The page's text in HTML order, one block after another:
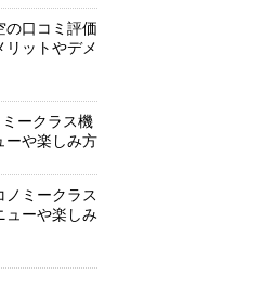
の口コミ評価
リットやデメ
ークラス機
ーや楽しみ方
ノミークラス
ューや楽しみ